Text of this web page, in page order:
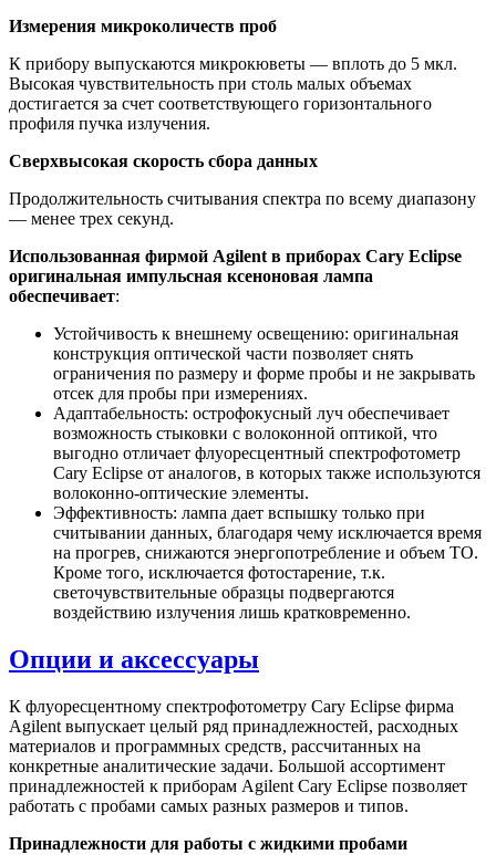
Измерения микроколичеств проб
К прибору выпускаются микрокюветы — вплоть до 5 мкл.
Высокая чувствительность при столь малых объемах
достигается за счет соответствующего горизонтального
профиля пучка излучения.
Сверхвысокая скорость сбора данных
Продолжительность считывания спектра по всему диапазону
— менее трех секунд.
Использованная фирмой Agilent в приборах Cary Eclipse
оригинальная импульсная ксеноновая лампа
обеспечивает:
Устойчивость к внешнему освещению: оригинальная
конструкция оптической части позволяет снять
ограничения по размеру и форме пробы и не закрывать
отсек для пробы при измерениях.
Адаптабельность: острофокусный луч обеспечивает
возможность стыковки с волоконной оптикой, что
выгодно отличает флуоресцентный спектрофотометр
Cary Eclipse от аналогов, в которых также используются
волоконно-оптические элементы.
Эффективность: лампа дает вспышку только при
считывании данных, благодаря чему исключается время
на прогрев, снижаются энергопотребление и объем ТО.
Кроме того, исключается фотостарение, т.к.
светочувствительные образцы подвергаются
воздействию излучения лишь кратковременно.
Опции и аксессуары
К флуоресцентному спектрофотометру Cary Eclipse фирма
Agilent выпускает целый ряд принадлежностей, расходных
материалов и программных средств, рассчитанных на
конкретные аналитические задачи. Большой ассортимент
принадлежностей к приборам Agilent Cary Eclipse позволяет
работать с пробами самых разных размеров и типов.
Принадлежности для работы с жидкими пробами